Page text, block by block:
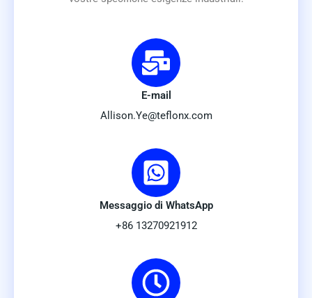
E-mail
Allison.Ye@teflonx.com
Messaggio di WhatsApp
+86 13270921912